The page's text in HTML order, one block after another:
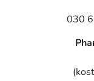
030